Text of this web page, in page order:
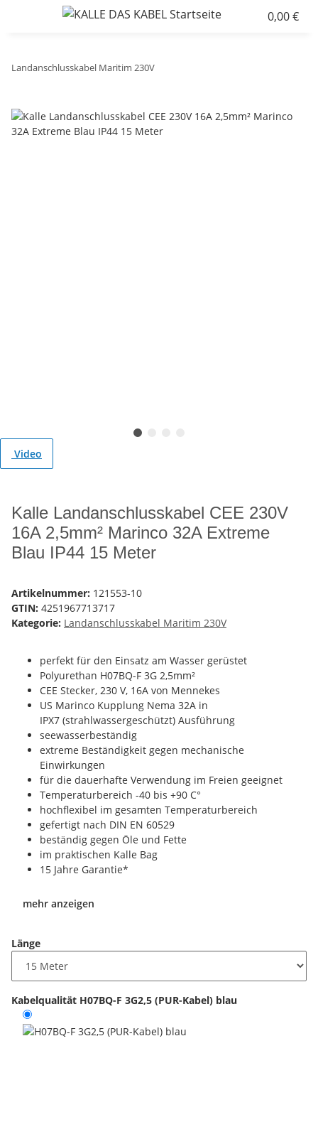
0,00 €
Landanschlusskabel Maritim 230V
Video
Kalle Landanschlusskabel CEE 230V
16A 2,5mm² Marinco 32A Extreme
Blau IP44 15 Meter
Artikelnummer: 121553-10
GTIN: 4251967713717
Kategorie: Landanschlusskabel Maritim 230V
perfekt für den Einsatz am Wasser gerüstet
Polyurethan H07BQ-F 3G 2,5mm²
CEE Stecker, 230 V, 16A von Mennekes
US Marinco Kupplung Nema 32A in
IPX7 (strahlwassergeschützt) Ausführung
seewasserbeständig
extreme Beständigkeit gegen mechanische
Einwirkungen
für die dauerhafte Verwendung im Freien geeignet
Temperaturbereich -40 bis +90 C°
hochflexibel im gesamten Temperaturbereich
gefertigt nach DIN EN 60529
beständig gegen Öle und Fette
im praktischen Kalle Bag
15 Jahre Garantie*
mehr anzeigen
Länge
Kabelqualität H07BQ-F 3G2,5 (PUR-Kabel) blau